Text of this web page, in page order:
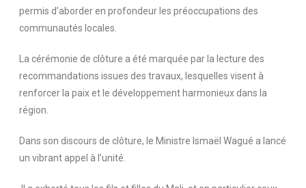
permis d’aborder en profondeur les préoccupations des
communautés locales.
La cérémonie de clôture a été marquée par la lecture des
recommandations issues des travaux, lesquelles visent à
renforcer la paix et le développement harmonieux dans la
région.
Dans son discours de clôture, le Ministre Ismaël Wagué a lancé
un vibrant appel à l’unité.